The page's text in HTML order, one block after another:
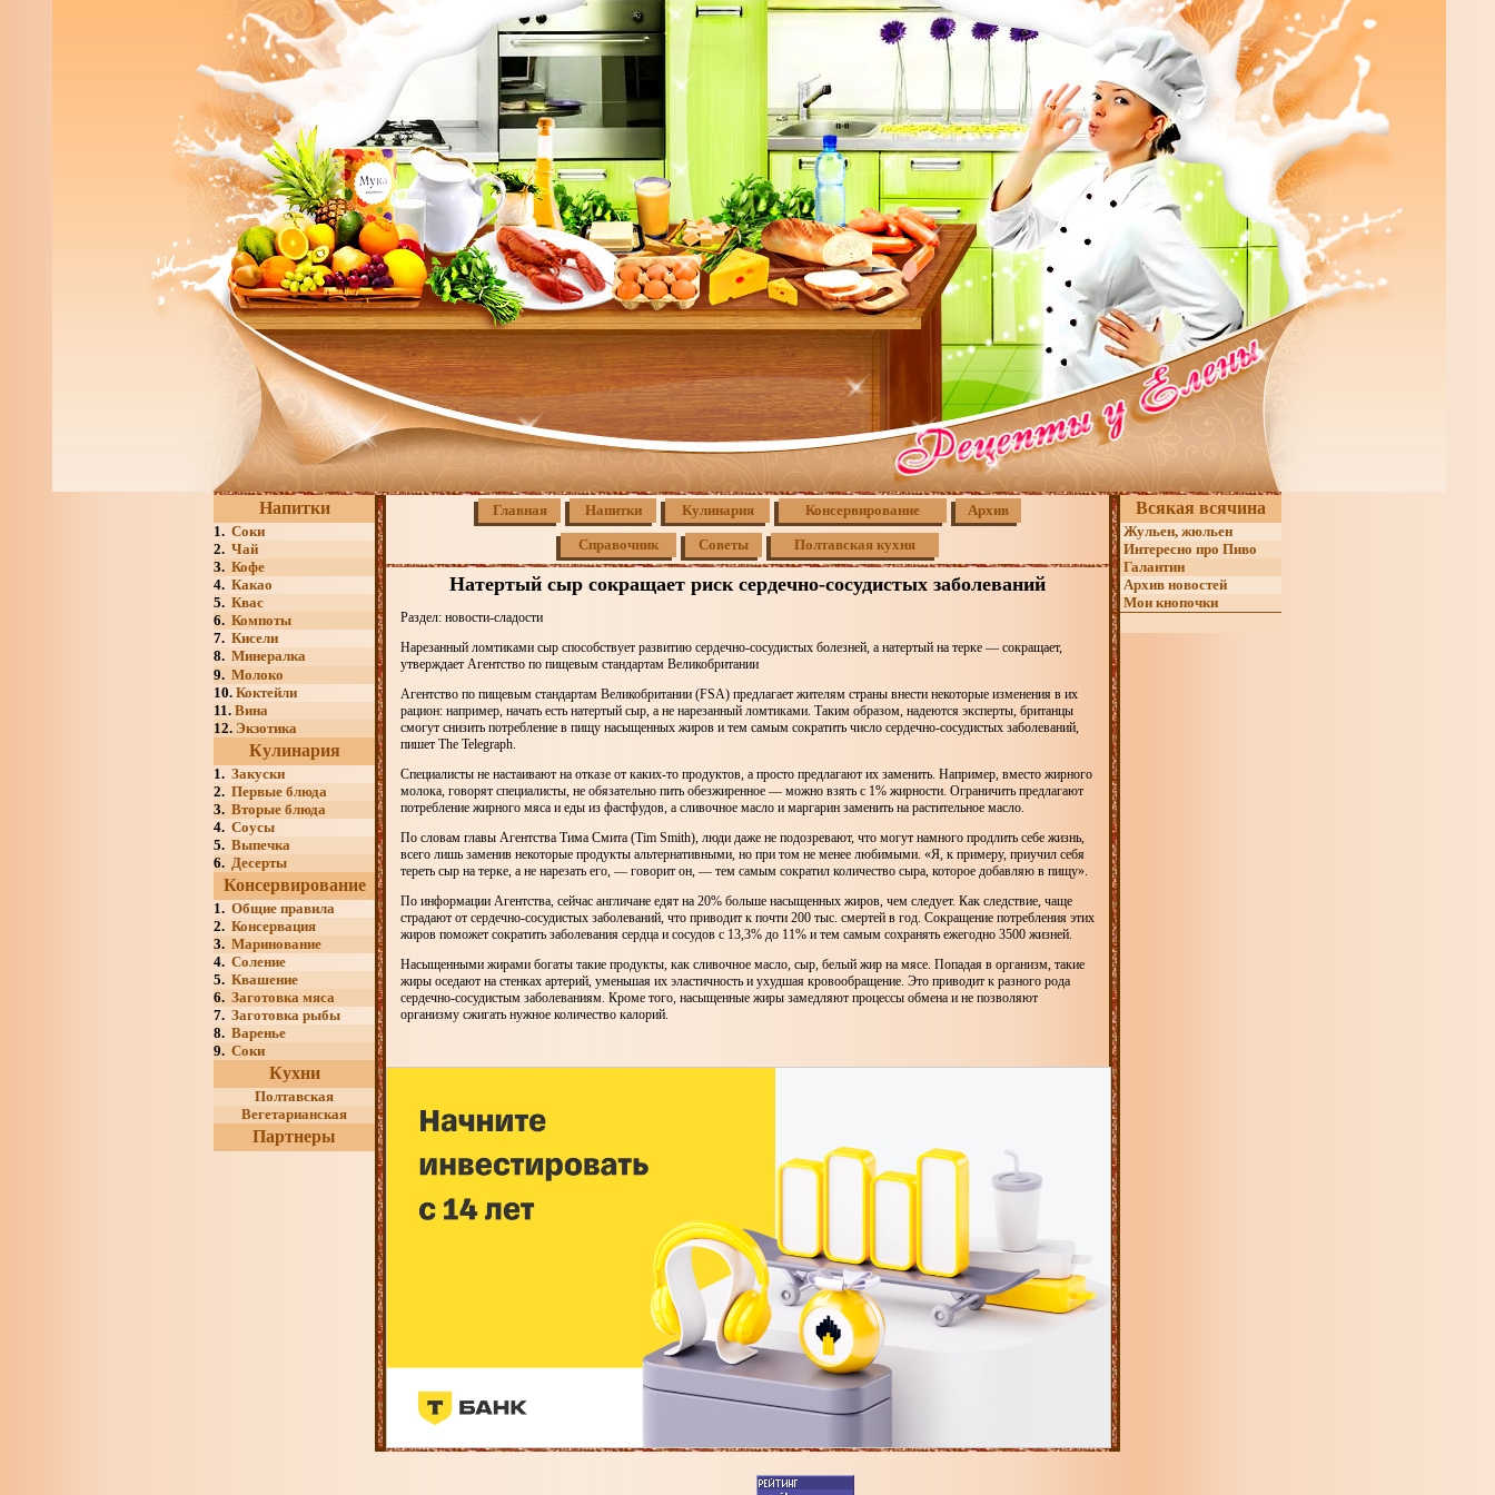
Напитки
1. Соки
2. Чай
3. Кофе
4. Какао
5. Квас
6. Компоты
7. Кисели
8. Минералка
9. Молоко
10. Коктейли
11. Вина
12. Экзотика
Кулинария
1. Закуски
2. Первые блюда
3. Вторые блюда
4. Соусы
5. Выпечка
6. Десерты
Консервирование
1. Общие правила
2. Консервация
3. Маринование
4. Соление
5. Квашение
6. Заготовка мяса
7. Заготовка рыбы
8. Варенье
9. Соки
Кухни
Полтавская
Вегетарианская
Партнеры
Главная Напитки Кулинария Консервирование Архив
Справочник Советы Полтавская кухня
Натертый сыр сокращает риск сердечно-сосудистых заболеваний
Раздел: новости-сладости
Нарезанный ломтиками сыр способствует развитию сердечно-сосудистых болезней, а натертый на терке — сокращает,
утверждает Агентство по пищевым стандартам Великобритании
Агентство по пищевым стандартам Великобритании (FSA) предлагает жителям страны внести некоторые изменения в их
рацион: например, начать есть натертый сыр, а не нарезанный ломтиками. Таким образом, надеются эксперты, британцы
смогут снизить потребление в пищу насыщенных жиров и тем самым сократить число сердечно-сосудистых заболеваний,
пишет The Telegraph.
Специалисты не настаивают на отказе от каких-то продуктов, а просто предлагают их заменить. Например, вместо жирного
молока, говорят специалисты, не обязательно пить обезжиренное — можно взять с 1% жирности. Ограничить предлагают
потребление жирного мяса и еды из фастфудов, а сливочное масло и маргарин заменить на растительное масло.
По словам главы Агентства Тима Смита (Tim Smith), люди даже не подозревают, что могут намного продлить себе жизнь,
всего лишь заменив некоторые продукты альтернативными, но при том не менее любимыми. «Я, к примеру, приучил себя
тереть сыр на терке, а не нарезать его, — говорит он, — тем самым сократил количество сыра, которое добавляю в пищу».
По информации Агентства, сейчас англичане едят на 20% больше насыщенных жиров, чем следует. Как следствие, чаще
страдают от сердечно-сосудистых заболеваний, что приводит к почти 200 тыс. смертей в год. Сокращение потребления этих
жиров поможет сократить заболевания сердца и сосудов с 13,3% до 11% и тем самым сохранять ежегодно 3500 жизней.
Насыщенными жирами богаты такие продукты, как сливочное масло, сыр, белый жир на мясе. Попадая в организм, такие
жиры оседают на стенках артерий, уменьшая их эластичность и ухудшая кровообращение. Это приводит к разного рода
сердечно-сосудистым заболеваниям. Кроме того, насыщенные жиры замедляют процессы обмена и не позволяют
организму сжигать нужное количество калорий.
Всякая всячина
Жульен, жюльен
Интересно про Пиво
Галантин
Архив новостей
Мои кнопочки